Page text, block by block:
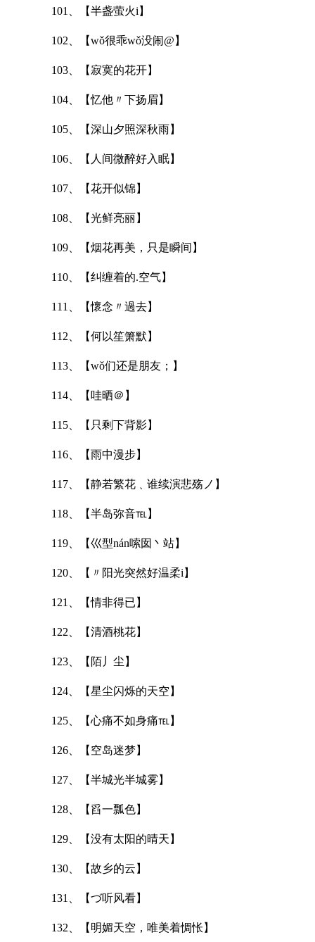
101、【半盏萤火i】
102、【wǒ很乖wǒ没闹@】
103、【寂寞的花开】
104、【忆他〃下扬眉】
105、【深山夕照深秋雨】
106、【人间微醉好入眠】
107、【花开似锦】
108、【光鲜亮丽】
109、【烟花再美，只是瞬间】
110、【纠缠着的.空气】
111、【懷念〃過去】
112、【何以笙箫默】
113、【wǒ们还是朋友；】
114、【哇晒＠】
115、【只剩下背影】
116、【雨中漫步】
117、【静若繁花﹑谁续演悲殇ノ】
118、【半岛弥音℡】
119、【巛型nán嗦囡丶站】
120、【〃阳光突然好温柔i】
121、【情非得已】
122、【清酒桃花】
123、【陌丿尘】
124、【星尘闪烁的天空】
125、【心痛不如身痛℡】
126、【空岛迷梦】
127、【半城光半城雾】
128、【舀一瓢色】
129、【没有太阳的晴天】
130、【故乡的云】
131、【づ听风看】
132、【明媚天空，唯美着惆怅】